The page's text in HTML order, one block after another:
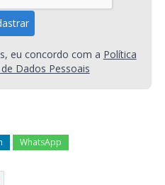
eu concordo com a Política
Dados Pessoais
WhatsApp